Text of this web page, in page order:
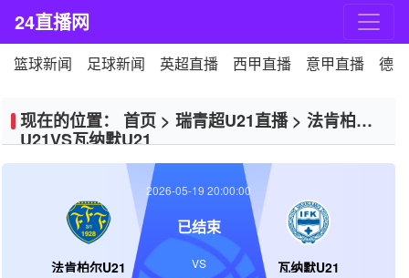
24直播网
篮球新闻 足球新闻 英超直播 西甲直播 意甲直播 德
现在的位置： 首页 > 瑞青超U21直播> 法肯柏尔
U21VS瓦纳默U21
法肯柏尔U21 瓦纳默U21
2026-05-19 20:00:00
已结束
VS